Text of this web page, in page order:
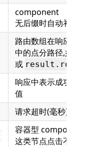
component
无后缀时自动补
路由数组在响应 JSON
中的点分路径,如
或 result.rows
响应中表示成功的 code
值
请求超时(毫秒)
容器型 component 值,
这类节点点击不打开文件